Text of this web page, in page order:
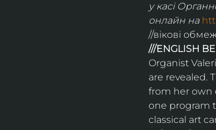
у касі
онлайн на
//вікові
///ENGLISH
Organist
are revealed.
from her own
one program
classical art